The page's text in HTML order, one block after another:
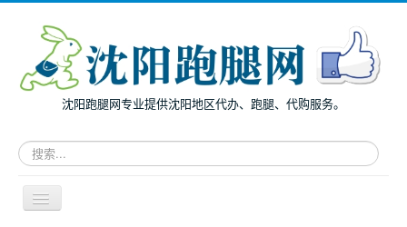
沈阳跑腿网专业提供沈阳地区代办、跑腿、代购服务。
请
输
键
导
航